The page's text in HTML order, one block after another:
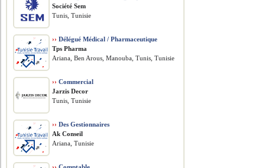
Société Sem
Tunis, Tunisie
›› Délégué Médical / Pharmaceutique
Tps Pharma
Ariana, Ben Arous, Manouba, Tunis, Tunisie
›› Commercial
Jarzis Decor
Tunis, Tunisie
›› Des Gestionnaires
Ak Conseil
Ariana, Tunisie